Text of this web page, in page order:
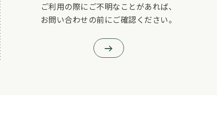
ご利用の際にご不明なことがあれば、
お問い合わせの前にご確認ください。